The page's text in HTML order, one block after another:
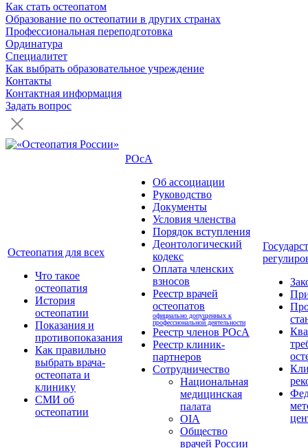
Как стать остеопатом
Образование по остеопатии в других странах
Профессиональная переподготовка
Ординатура
Специалитет
Как выбрать образовательное учреждение
Контакты
Контактная информация
Задать вопрос
Остеопатия для всех
Что такое
остеопатия
История
остеопатии
Показания и
противопоказания
Как правильно
выбрать врача-
остеопата и
клинику
СМИ об
остеопатии
РОсА
Об ассоциации
Руководство
Документы
Условия членства
Порядок вступления
Деонтологический
кодекс
Оплата членских
взносов
Реестр врачей
остеопатов
официально допущенных к
профессиональной деятельности
Реестр членов РОсА
Реестр клиник-
партнеров
Сотрудничество
Национальная
медицинская
палата
OIA
Общество
врачей России